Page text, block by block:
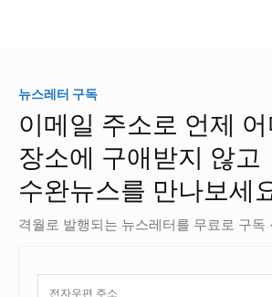
뉴스레터 구독
이메일 주소로 언제
장소에 구애받지 않고
수완뉴스를 만나보세
격월로 발행되는 뉴스레터를 무료로 구독